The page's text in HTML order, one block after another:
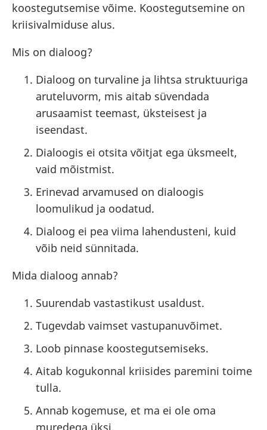
koostegutsemise võime. Koostegutsemine on
kriisivalmiduse alus.
Mis on dialoog?
Dialoog on turvaline ja lihtsa struktuuriga
aruteluvorm, mis aitab süvendada
arusaamist teemast, üksteisest ja
iseendast.
Dialoogis ei otsita võitjat ega üksmeelt,
vaid mõistmist.
Erinevad arvamused on dialoogis
loomulikud ja oodatud.
Dialoog ei pea viima lahendusteni, kuid
võib neid sünnitada.
Mida dialoog annab?
Suurendab vastastikust usaldust.
Tugevdab vaimset vastupanuvõimet.
Loob pinnase koostegutsemiseks.
Aitab kogukonnal kriisides paremini toime
tulla.
Annab kogemuse, et ma ei ole oma
muredega üksi.